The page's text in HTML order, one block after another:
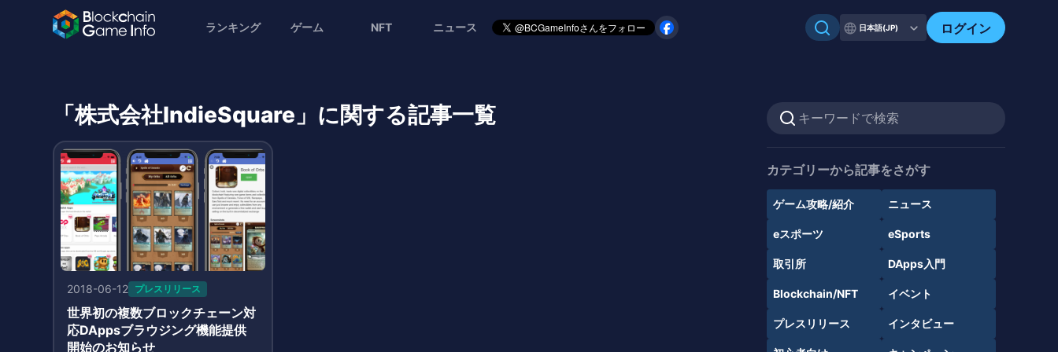
ランキング ゲーム NFT ニュース 日本語(JP) ログイン
「株式会社IndieSquare」に関する記事一覧
2018-06-12 プレスリリース
世界初の複数ブロックチェーン対
応DAppsブラウジング機能提供
開始のお知らせ
カテゴリーから記事をさがす
ゲーム攻略/紹介 ニュース
eスポーツ eSports
取引所 DApps入門
Blockchain/NFT イベント
プレスリリース インタビュー